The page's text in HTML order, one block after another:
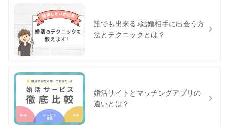
誰でも出来る♪結婚相手に出会う方
法とテクニックとは？
婚活サイトとマッチングアプリの
違いとは？